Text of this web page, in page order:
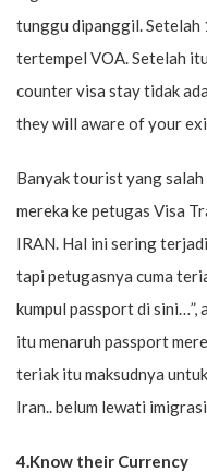
tunggu dipanggil. Setelah
tertempel VOA. Setelah
counter visa stay tidak
they will aware of your
Banyak tourist yang
mereka ke petugas Visa
IRAN. Hal ini sering
tapi petugasnya cuma
kumpul passport di sini…”,
itu menaruh passport
teriak itu maksudnya
Iran.. belum lewati
4.Know their Currency